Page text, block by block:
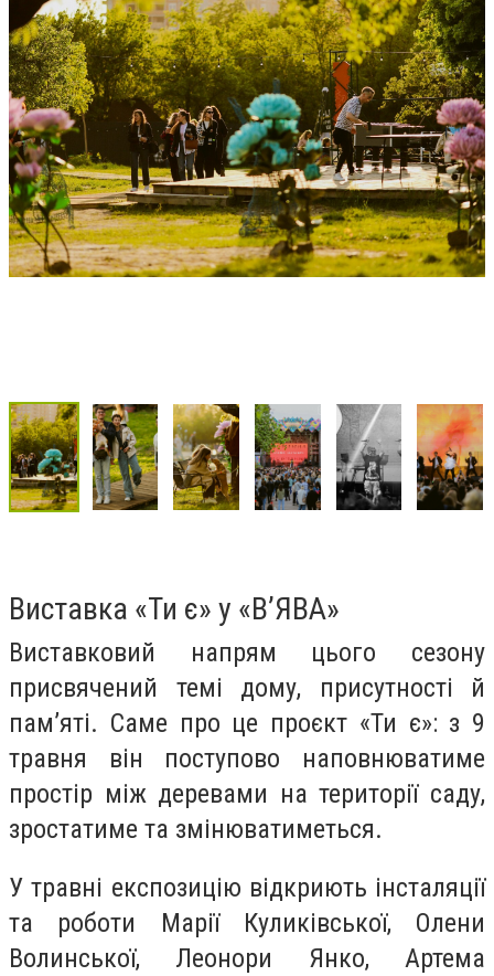
Виставка «Ти є» у «В’ЯВА»
Виставковий напрям цього сезону
присвячений темі дому, присутності й
пам’яті. Саме про це проєкт «Ти є»: з 9
травня він поступово наповнюватиме
простір між деревами на території саду,
зростатиме та змінюватиметься.
У травні експозицію відкриють інсталяції
та роботи Марії Куликівської, Олени
Волинської, Леонори Янко, Артема